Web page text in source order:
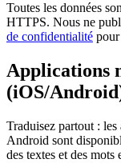
Toutes les données
HTTPS. Nous ne
de confidentialité
Applications
(iOS/
Traduisez partout :
Android sont
des textes et des mots